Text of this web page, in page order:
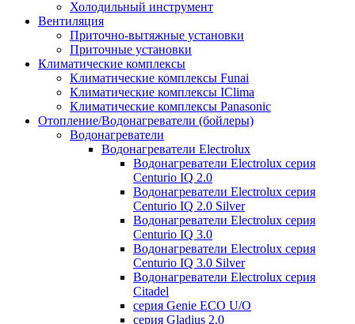
Холодильный инструмент
Вентиляция
Приточно-вытяжные установки
Приточные установки
Климатические комплексы
Климатические комплексы Funai
Климатические комплексы IClima
Климатические комплексы Panasonic
Отопление/Водонагреватели (бойлеры)
Водонагреватели
Водонагреватели Electrolux
Водонагреватели Electrolux серия
Centurio IQ 2.0
Водонагреватели Electrolux серия
Centurio IQ 2.0 Silver
Водонагреватели Electrolux серия
Centurio IQ 3.0
Водонагреватели Electrolux серия
Centurio IQ 3.0 Silver
Водонагреватели Electrolux серия
Citadel
серия Genie ECO U/О
серия Gladius 2.0